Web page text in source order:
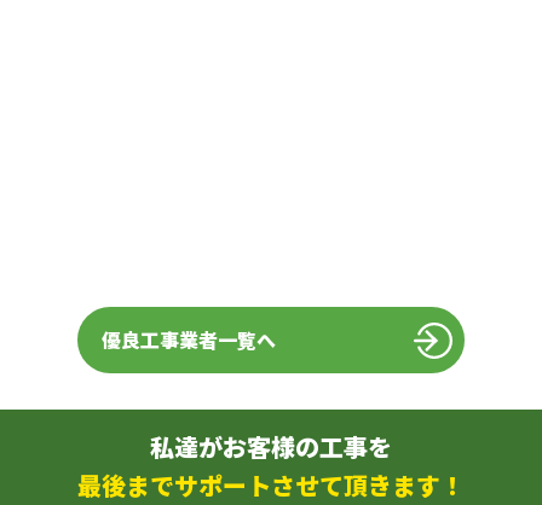
優良工事業者一覧へ
私達がお客様の工事を
最後までサポートさせて頂きます！